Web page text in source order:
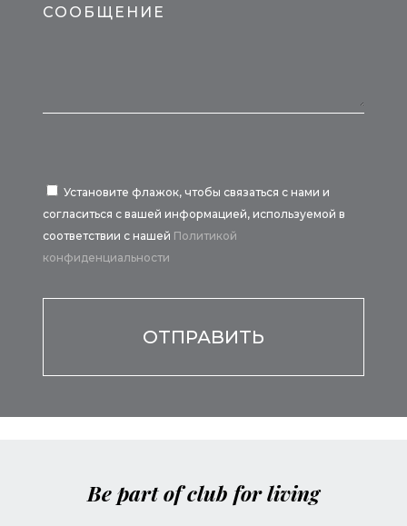
СООБЩЕНИЕ
Установите флажок, чтобы связаться с нами и
согласиться с вашей информацией, используемой в
соответствии с нашей Политикой
конфиденциальности
Be part of club for living